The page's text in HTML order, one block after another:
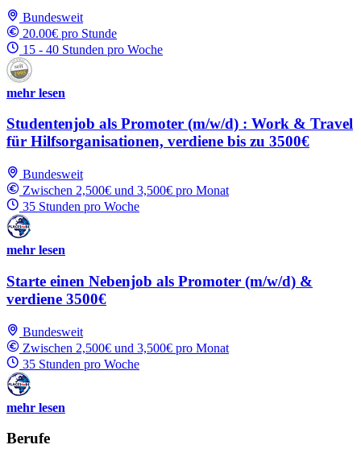
Bundesweit
20.00€ pro Stunde
15 - 40 Stunden pro Woche
mehr lesen
Studentenjob als Promoter (m/w/d) : Work & Travel
für Hilfsorganisationen, verdiene bis zu 3500€
Bundesweit
Zwischen 2,500€ und 3,500€ pro Monat
35 Stunden pro Woche
mehr lesen
Starte einen Nebenjob als Promoter (m/w/d) &
verdiene 3500€
Bundesweit
Zwischen 2,500€ und 3,500€ pro Monat
35 Stunden pro Woche
mehr lesen
Berufe